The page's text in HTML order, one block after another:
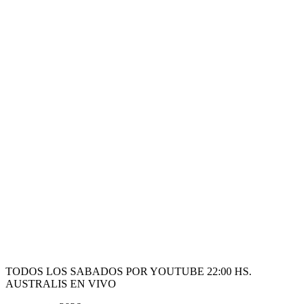
TODOS LOS SABADOS POR YOUTUBE 22:00 HS.
AUSTRALIS EN VIVO